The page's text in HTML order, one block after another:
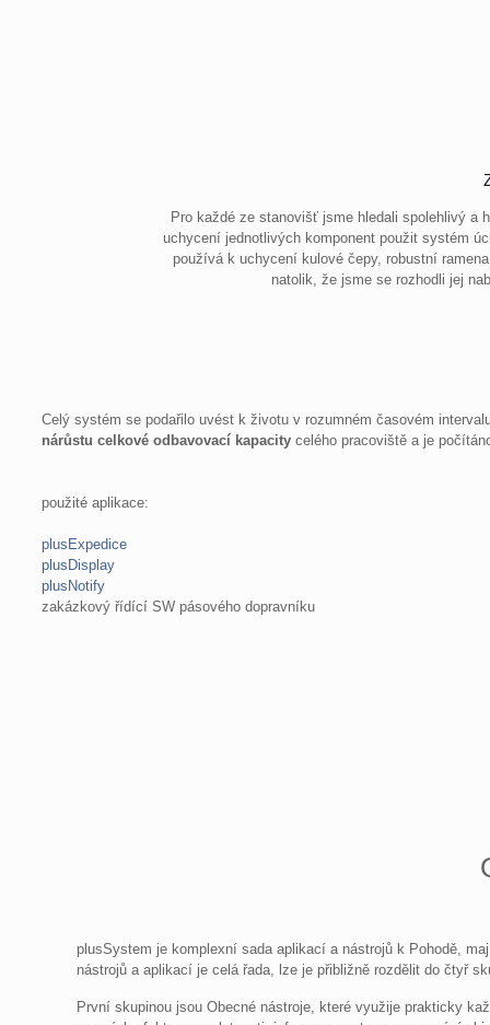
Pro každé ze stanovišť jsme hledali spolehlivý a
uchycení jednotlivých komponent použit systém
používá k uchycení kulové čepy, robustní
natolik, že jsme se rozhodli jej
Celý systém se podařilo uvést k životu v rozumném časovém
nárůstu celkové odbavovací kapacity celého pracoviště a je
použité aplikace:
plusExpedice
plusDisplay
plusNotify
zakázkový řídící SW pásového dopravníku
plusSystem je komplexní sada aplikací a nástrojů k Pohodě,
nástrojů a aplikací je celá řada, lze je přibližně rozdělit do čtyř
První skupinou jsou Obecné nástroje, které využije prakticky